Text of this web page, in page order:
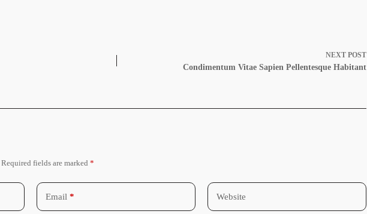
NEXT POST
Condimentum Vitae Sapien Pellentesque Habitant
Required fields are marked*
Email * Website